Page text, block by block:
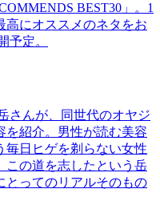
BEST30」。1
高にオススメのネタをお
予定。
さんが、同世代のオヤジ
を紹介。男性が読む美容
毎日ヒゲを剃らない女性
この道を志したという岳
とってのリアルそのもの